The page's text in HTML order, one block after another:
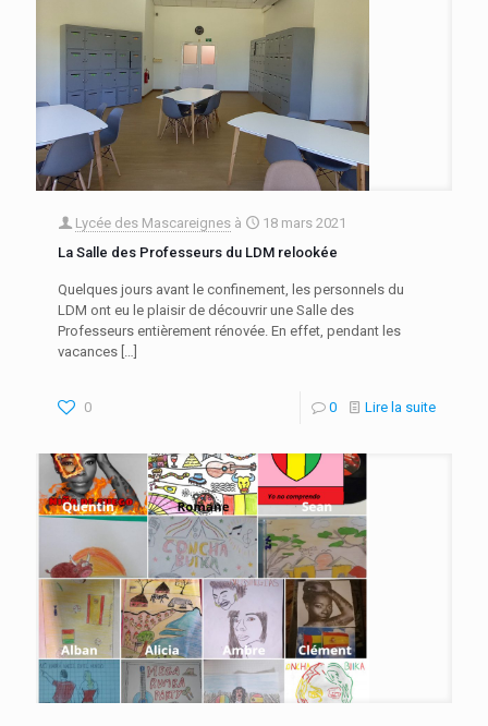
Lycée des Mascareignes à
18 mars 2021
La Salle des Professeurs du LDM relookée
Quelques jours avant le confinement, les personnels du
LDM ont eu le plaisir de découvrir une Salle des
Professeurs entièrement rénovée. En effet, pendant les
vacances […]
0 0 Lire la suite